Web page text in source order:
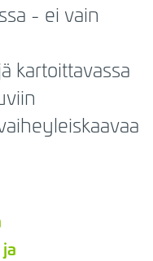
- ei vain
kartoittavassa